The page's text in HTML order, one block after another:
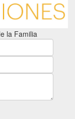
la Familia